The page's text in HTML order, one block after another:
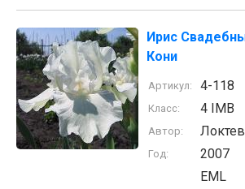
Ирис
Кони
Артикул: 4-118
Класс: 4 IMB
Автор: Локтев
Год: 2007
EML